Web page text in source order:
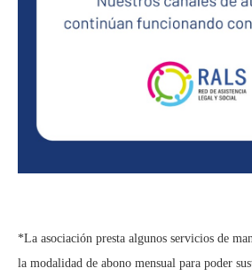
*La asociación presta algunos servicios de
la modalidad de abono mensual para poder